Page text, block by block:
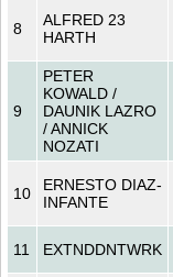
8
ALFRED 23
HARTH
9
PETER
KOWALD /
DAUNIK LAZRO
/ ANNICK
NOZATI
10
ERNESTO DIAZ-
INFANTE
11 EXTNDDNTWRK